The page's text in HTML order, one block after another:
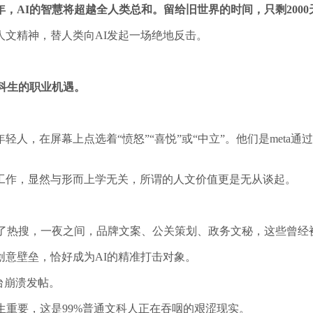
，AI的智慧将超越全人类总和。留给旧世界的时间，只剩2000
精神，替人类向AI发起一场绝地反击。
的职业机遇。
人，在屏幕上点选着“愤怒”“喜悦”或“中立”。他们是meta通
，显然与形而上学无关，所谓的人文价值更是无从谈起。
热搜，一夜之间，品牌文案、公关策划、政务文秘，这些曾
壁垒，恰好成为AI的精准打击对象。
溃发帖。
要，这是99%普通文科人正在吞咽的艰涩现实。